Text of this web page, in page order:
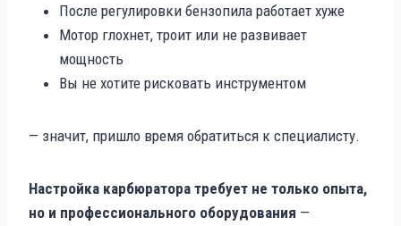
После регулировки бензопила работает хуже
Мотор глохнет, троит или не развивает
мощность
Вы не хотите рисковать инструментом
— значит, пришло время обратиться к специалисту.
Настройка карбюратора требует не только опыта,
но и профессионального оборудования —